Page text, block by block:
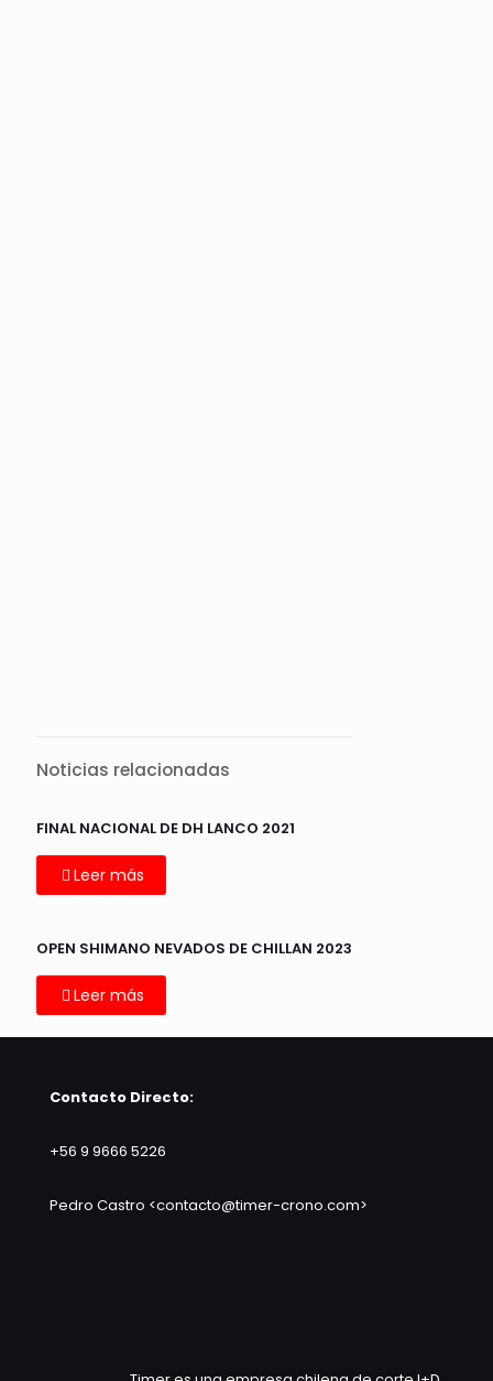
Noticias relacionadas
FINAL NACIONAL DE DH LANCO 2021
Leer más
OPEN SHIMANO NEVADOS DE CHILLAN 2023
Leer más
Contacto Directo:
+56 9 9666 5226
Pedro Castro <contacto@timer-crono.com>